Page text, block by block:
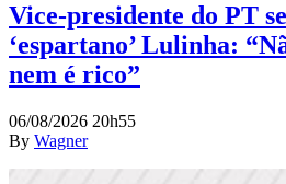
Vice-presidente do PT
‘espartano’ Lulinha:
nem é rico”
06/08/2026 20h55
By Wagner